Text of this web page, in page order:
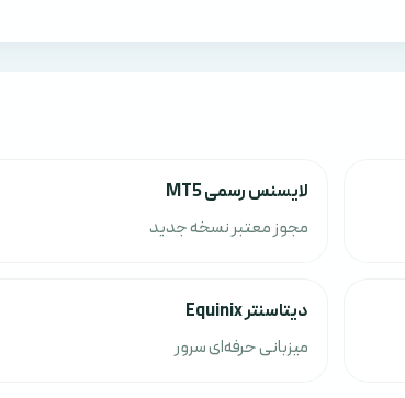
لایسنس رسمی MT5
مجوز معتبر نسخه جدید
دیتاسنتر Equinix
میزبانی حرفه‌ای سرور